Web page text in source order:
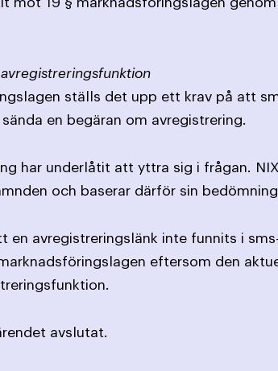
ställs det upp ett krav på att
en begäran om avregistrering.
har underlåtit att yttra sig i frågan.
och baserar därför sin
en avregistreringslänk inte funnits i
eftersom den
avslutat.